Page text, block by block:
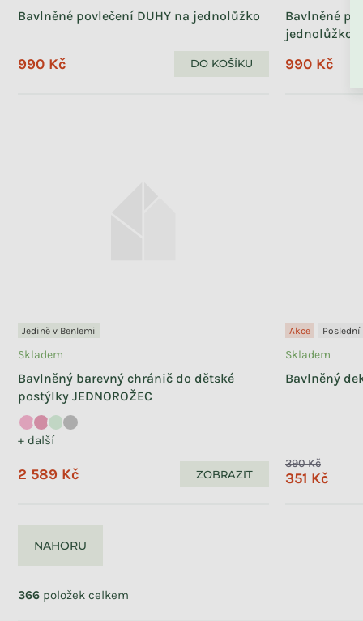
Bavlněné povlečení DUHY na jednolůžko
990 Kč DO KOŠÍKU
Bavlněné
jednolůžko
990 Kč
Jedině v Benlemi
Bavlněný barevný chránič do dětské
postýlky JEDNOROŽEC
+ další
Skladem
2 589 Kč ZOBRAZIT
Akce Poslední
Bavlněný
Skladem
390 Kč
351 Kč
366 položek celkem
NAHORU
ZPĚT DO